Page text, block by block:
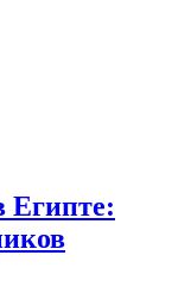
Египте: